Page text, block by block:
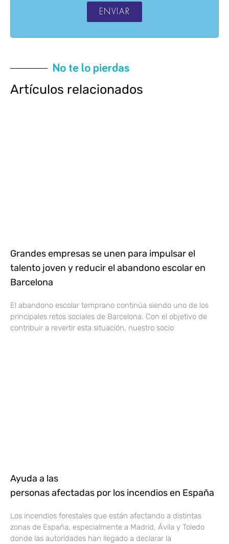
ENVIAR
No te lo pierdas
Artículos relacionados
Grandes empresas se unen para impulsar el
talento joven y reducir el abandono escolar en
Barcelona
El abandono escolar temprano continúa siendo uno de los
principales retos sociales de Barcelona. Con el objetivo de
contribuir a revertir esta situación, nuestro socio
Ayuda a las
personas afectadas por los incendios en España
Los incendios forestales que están afectando a distintas
zonas de España, especialmente a Madrid, Ávila y Toledo
donde las autoridades han llegado a declarar la